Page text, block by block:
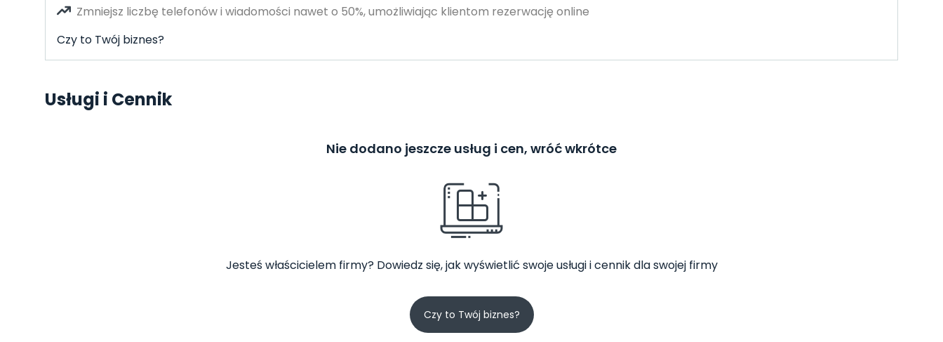
Zmniejsz liczbę telefonów i wiadomości nawet o 50%, umożliwiając klientom rezerwację online
Czy to Twój biznes?
Usługi i Cennik
Nie dodano jeszcze usług i cen, wróć wkrótce
Jesteś właścicielem firmy? Dowiedz się, jak wyświetlić swoje usługi i cennik dla swojej firmy
Czy to Twój biznes?